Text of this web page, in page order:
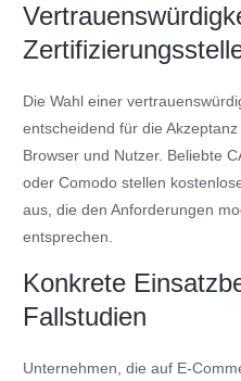
Die Wahl einer
entscheidend für die
Browser und Nutzer. Beliebte
oder Comodo stellen
aus, die den Anforderungen
entsprechen.
Konkrete
Fallstudien
Unternehmen, die auf E-